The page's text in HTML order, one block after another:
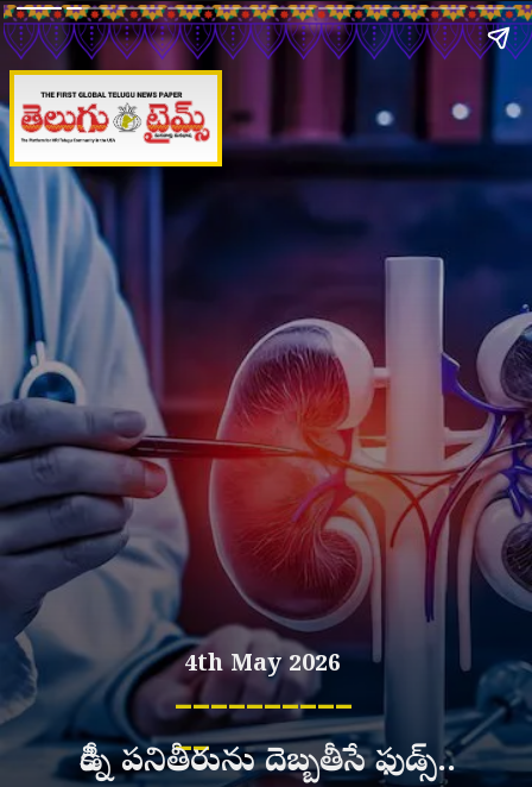
4th May 2026
__________
__
కిడ్నీ పనితీరును దెబ్బతీసే ఫుడ్స్..